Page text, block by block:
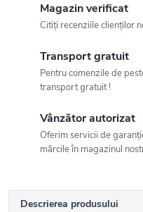
Magazin verificat
Citiți recenziile clienților
Transport gratuit
Pentru comenzile de
transport gratuit !
Vânzător autorizat
Oferim servicii de
mărcile în magazinul
Descrierea produsului